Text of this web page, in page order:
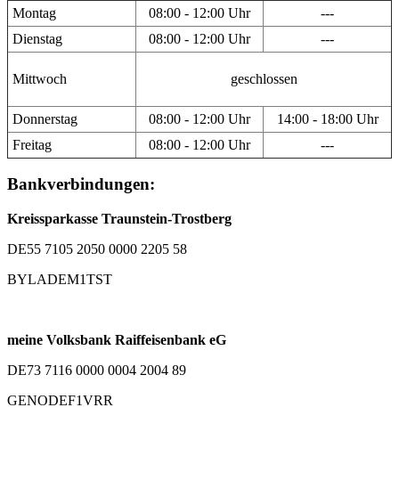
Montag 08:00 - 12:00 Uhr
---
Dienstag
08:00 - 12:00 Uhr ---
Mittwoch geschlossen
Donnerstag 08:00 - 12:00 Uhr
14:00 - 18:00 Uhr
Freitag
08:00 - 12:00 Uhr ---
Bankverbindungen:
Kreissparkasse Traunstein-Trostberg
DE55 7105 2050 0000 2205 58
BYLADEM1TST
meine Volksbank Raiffeisenbank eG
DE73 7116 0000 0004 2004 89
GENODEF1VRR